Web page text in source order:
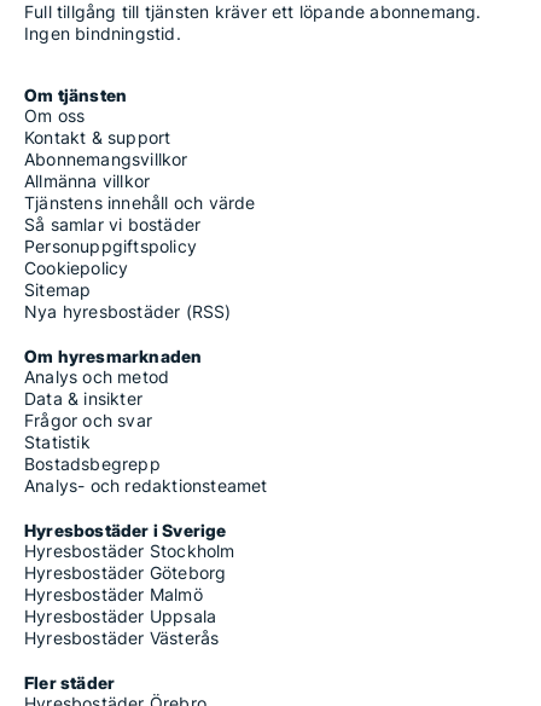
Full tillgång till tjänsten kräver ett löpande abonnemang.
Ingen bindningstid.
Om tjänsten
Om oss
Kontakt & support
Abonnemangsvillkor
Allmänna villkor
Tjänstens innehåll och värde
Så samlar vi bostäder
Personuppgiftspolicy
Cookiepolicy
Sitemap
Nya hyresbostäder (RSS)
Om hyresmarknaden
Analys och metod
Data & insikter
Frågor och svar
Statistik
Bostadsbegrepp
Analys- och redaktionsteamet
Hyresbostäder i Sverige
Hyresbostäder Stockholm
Hyresbostäder Göteborg
Hyresbostäder Malmö
Hyresbostäder Uppsala
Hyresbostäder Västerås
Fler städer